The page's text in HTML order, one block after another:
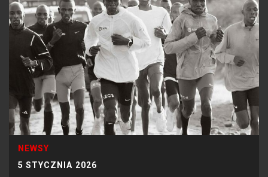
NEWSY
5 STYCZNIA 2026